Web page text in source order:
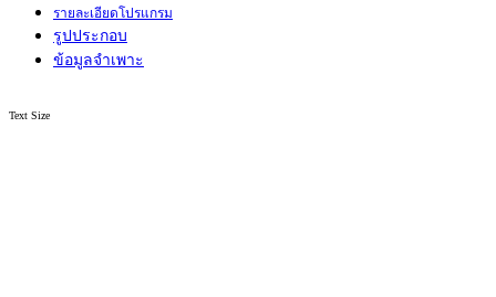
รายละเอียดโปรแกรม
รูปประกอบ
ข้อมูลจำเพาะ
Text Size